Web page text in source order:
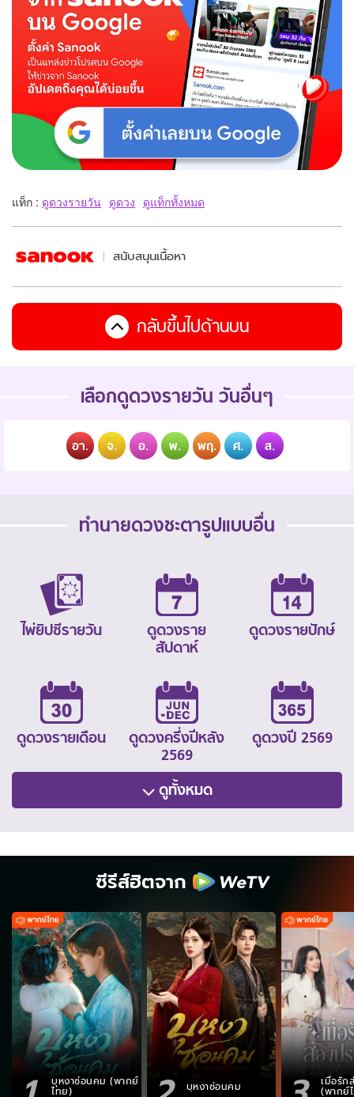
แท็ก : ดูดวงรายวัน ดูดวง ดูแท็กทั้งหมด
สนับสนุนเนื้อหา
กลับขึ้นไปด้านบน
เลือกดูดวงรายวัน วันอื่นๆ
อา. จ. อ. พ. พฤ. ศ. ส.
ทำนายดวงชะตารูปแบบอื่น
ไพ่ยิปซีรายวัน
ดูดวงราย
สัปดาห์
ดูดวงรายปักษ์
ดูดวงรายเดือน
ดูดวงครึ่งปีหลัง
2569
ดูดวงปี 2569
ดูทั้งหมด
ซีรีส์ฮิตจาก
บุหงาซ่อนคม (พากย์
ไทย) บุหงาซ่อนคม เมื่อรัก
(พากย์